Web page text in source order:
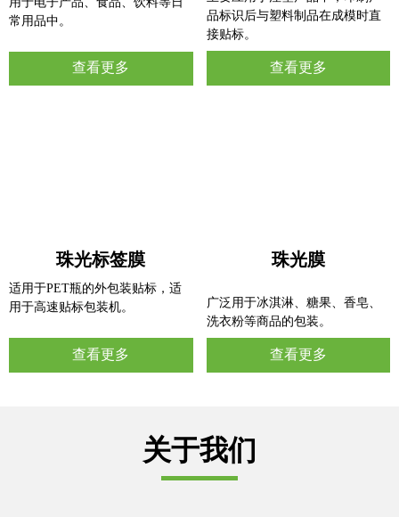
常用品中。
查看更多
品标识后与塑料制品在成模时直
接贴标。
查看更多
珠光标签膜
适用于PET瓶的外包装贴标，适
用于高速贴标包装机。
查看更多
珠光膜
广泛用于冰淇淋、糖果、香皂、
洗衣粉等商品的包装。
查看更多
关于我们